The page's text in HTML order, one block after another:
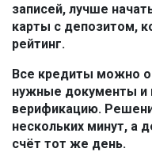
записей, лучше
карты с депозитом,
рейтинг.
Все кредиты можно
нужные документы и
верификацию.
нескольких минут, а
счёт тот же день.